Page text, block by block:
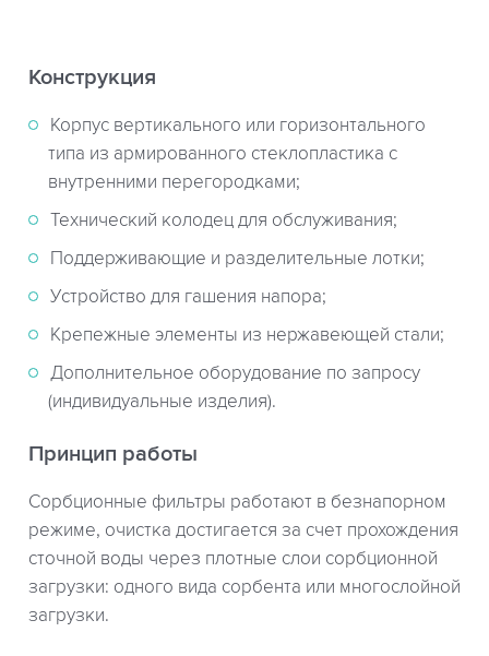
Конструкция
Корпус вертикального или горизонтального
типа из армированного стеклопластика с
внутренними перегородками;
Технический колодец для обслуживания;
Поддерживающие и разделительные лотки;
Устройство для гашения напора;
Крепежные элементы из нержавеющей стали;
Дополнительное оборудование по запросу
(индивидуальные изделия).
Принцип работы
Сорбционные фильтры работают в безнапорном
режиме, очистка достигается за счет прохождения
сточной воды через плотные слои сорбционной
загрузки: одного вида сорбента или многослойной
загрузки.